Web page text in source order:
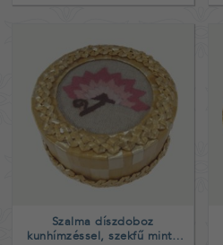
Szalma díszdoboz
kunhímzéssel, szekfű minta